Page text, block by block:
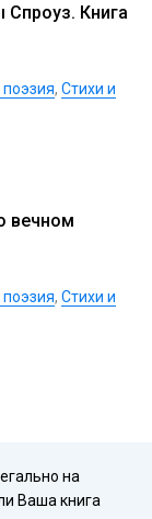
Спроуз. Книга
поэзия, Стихи и
вечном
поэзия, Стихи и
на
Ваша книга